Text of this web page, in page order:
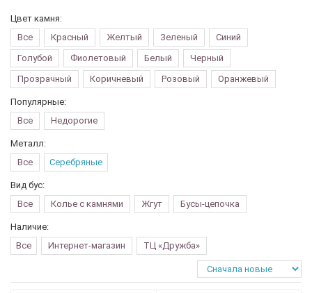
Цвет камня:
Все
Красный Желтый Зеленый
Синий
Голубой
Фиолетовый Белый
Черный
Прозрачный
Коричневый Розовый Оранжевый
Популярные:
Все
Недорогие
Металл:
Все
Серебряные
Вид бус:
Все
Колье с камнями Жгут Бусы-цепочка
Наличие:
Все
Интернет-магазин ТЦ «Дружба»